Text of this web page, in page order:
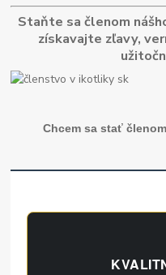
Staňte sa členom
získavajte zľavy,
Chcem sa stať